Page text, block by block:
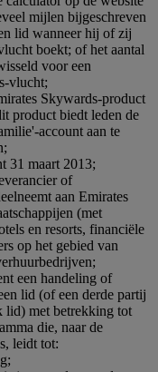
mijlen bijgeschreven
lid wanneer hij of zij
boekt; of het aantal
voor een
vlucht;
Skywards-product
product biedt leden de
account aan te
31 maart 2013;
of
aan Emirates
(met
en resorts, financiële
op het gebied van
een handeling of
lid (of een derde partij
lid) met betrekking tot
die, naar de
leidt tot: